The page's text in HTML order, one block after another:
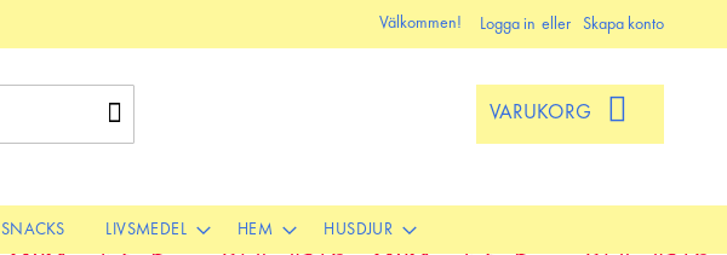
Välkommen! Logga in Skapa konto
VARUKORG
SNACKS LIVSMEDEL HEM HUSDJUR